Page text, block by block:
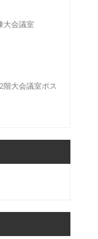
大会議室
大会議室ポス